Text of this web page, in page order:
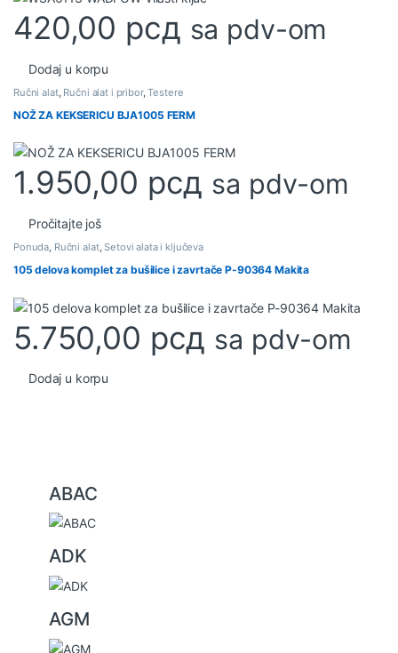
420,00 рсд sa pdv-om
Dodaj u korpu
Ručni alat, Ručni alat i pribor,Testere
NOŽ ZA KEKSERICU BJA1005 FERM
1.950,00 рсд sa pdv-om
Pročitajte još
Ponuda, Ručni alat,Setovi alata i ključeva
105 delova komplet za bušilice i zavrtače P-90364 Makita
5.750,00 рсд sa pdv-om
Dodaj u korpu
ABAC
ADK
AGM